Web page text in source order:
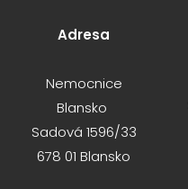
Adresa
Nemocnice
Blansko
Sadová 1596/33
678 01 Blansko